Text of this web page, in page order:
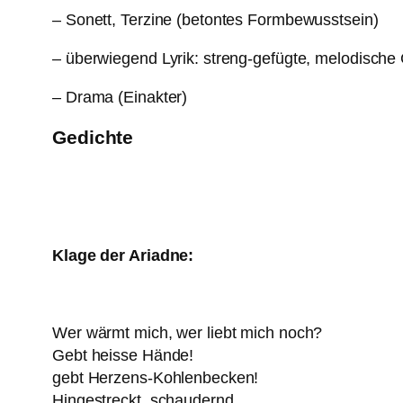
– Sonett, Terzine (betontes Formbewusstsein)
– überwiegend Lyrik: streng-gefügte, melodische
– Drama (Einakter)
Gedichte
Klage der Ariadne:
Wer wärmt mich, wer liebt mich noch?
Gebt heisse Hände!
gebt Herzens-Kohlenbecken!